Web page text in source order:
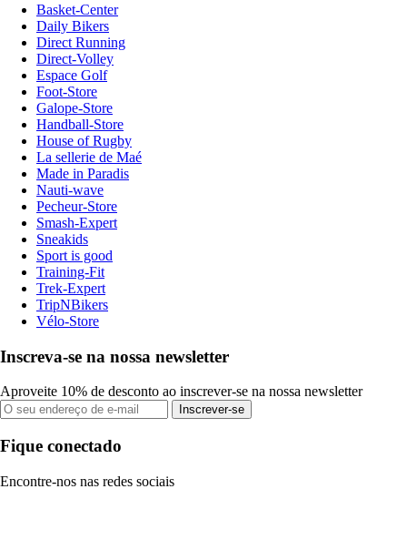
Basket-Center
Daily Bikers
Direct Running
Direct-Volley
Espace Golf
Foot-Store
Galope-Store
Handball-Store
House of Rugby
La sellerie de Maé
Made in Paradis
Nauti-wave
Pecheur-Store
Smash-Expert
Sneakids
Sport is good
Training-Fit
Trek-Expert
TripNBikers
Vélo-Store
Inscreva-se na nossa newsletter
Aproveite 10% de desconto ao inscrever-se na nossa newsletter
Inscrever-se
Fique conectado
Encontre-nos nas redes sociais